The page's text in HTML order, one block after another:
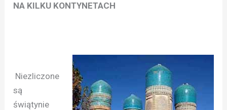
NA KILKU KONTYNETACH
Niezliczone
są
świątynie